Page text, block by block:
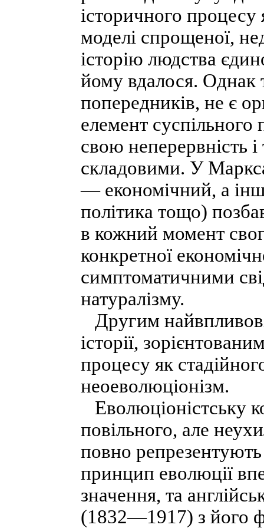
історичного процесу
моделі спрощеної,
історію людства
йому вдалося. Однак
попередників, не є
елемент суспільного
свою неперервність
складовими. У
— економічний, а
політика тощо)
в кожний момент
конкретної
симптоматичними
натуралізму.
Другим
історії,
процесу як
неоеволюціонізм.
Еволюціоністську
повільного, але
повно
принцип еволюції
значення, та
(1832—1917) з його